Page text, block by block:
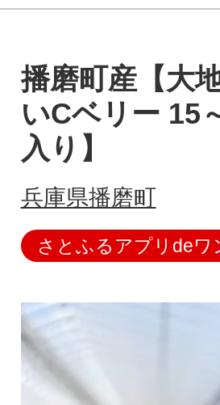
播磨町産【大
いCベリー 15
入り】
兵庫県播磨町
さとふるアプリde